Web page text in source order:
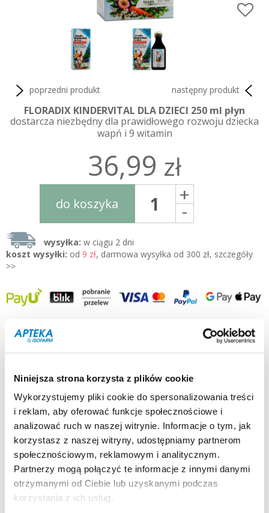
Niniejsza strona korzysta z plików cookie
Wykorzystujemy pliki cookie do spersonalizowania treści
i reklam, aby oferować funkcje społecznościowe i
analizować ruch w naszej witrynie. Informacje o tym, jak
korzystasz z naszej witryny, udostępniamy partnerom
społecznościowym, reklamowym i analitycznym.
Partnerzy mogą połączyć te informacje z innymi danymi
otrzymanymi od Ciebie lub uzyskanymi podczas
korzystania z ich usług.
poprzedni produkt następny produkt
FLORADIX KINDERVITAL DLA DZIECI 250 ml płyn
dostarcza niezbędny dla prawidłowego rozwoju dziecka
wapń i 9 witamin
36,99 zł
do koszyka +
-
wysyłka: w ciągu 2 dni
koszt wysyłki: od 9 zł, darmowa wysyłka od 300 zł, szczegóły
>>
konsultacja farmaceuty oraz możliwość zamówień tel.
producent / dystrybutor: SALUS-HAUS »
postać: płyn
pojemność / waga: 250 ml
dla kogo: dzieci 3-5 roku, dzieci pow. 5 roku, dzieci pow. 13 roku
Opis:
Floradix-Kindervital jest pysznym suplementem diety dla dzieci,
który dostarcza niezbędny wapń i 9 witamin.
Działanie i zastosowanie:
Floradix Kindervital zawiera 9 najważniejszych dla prawidłowego